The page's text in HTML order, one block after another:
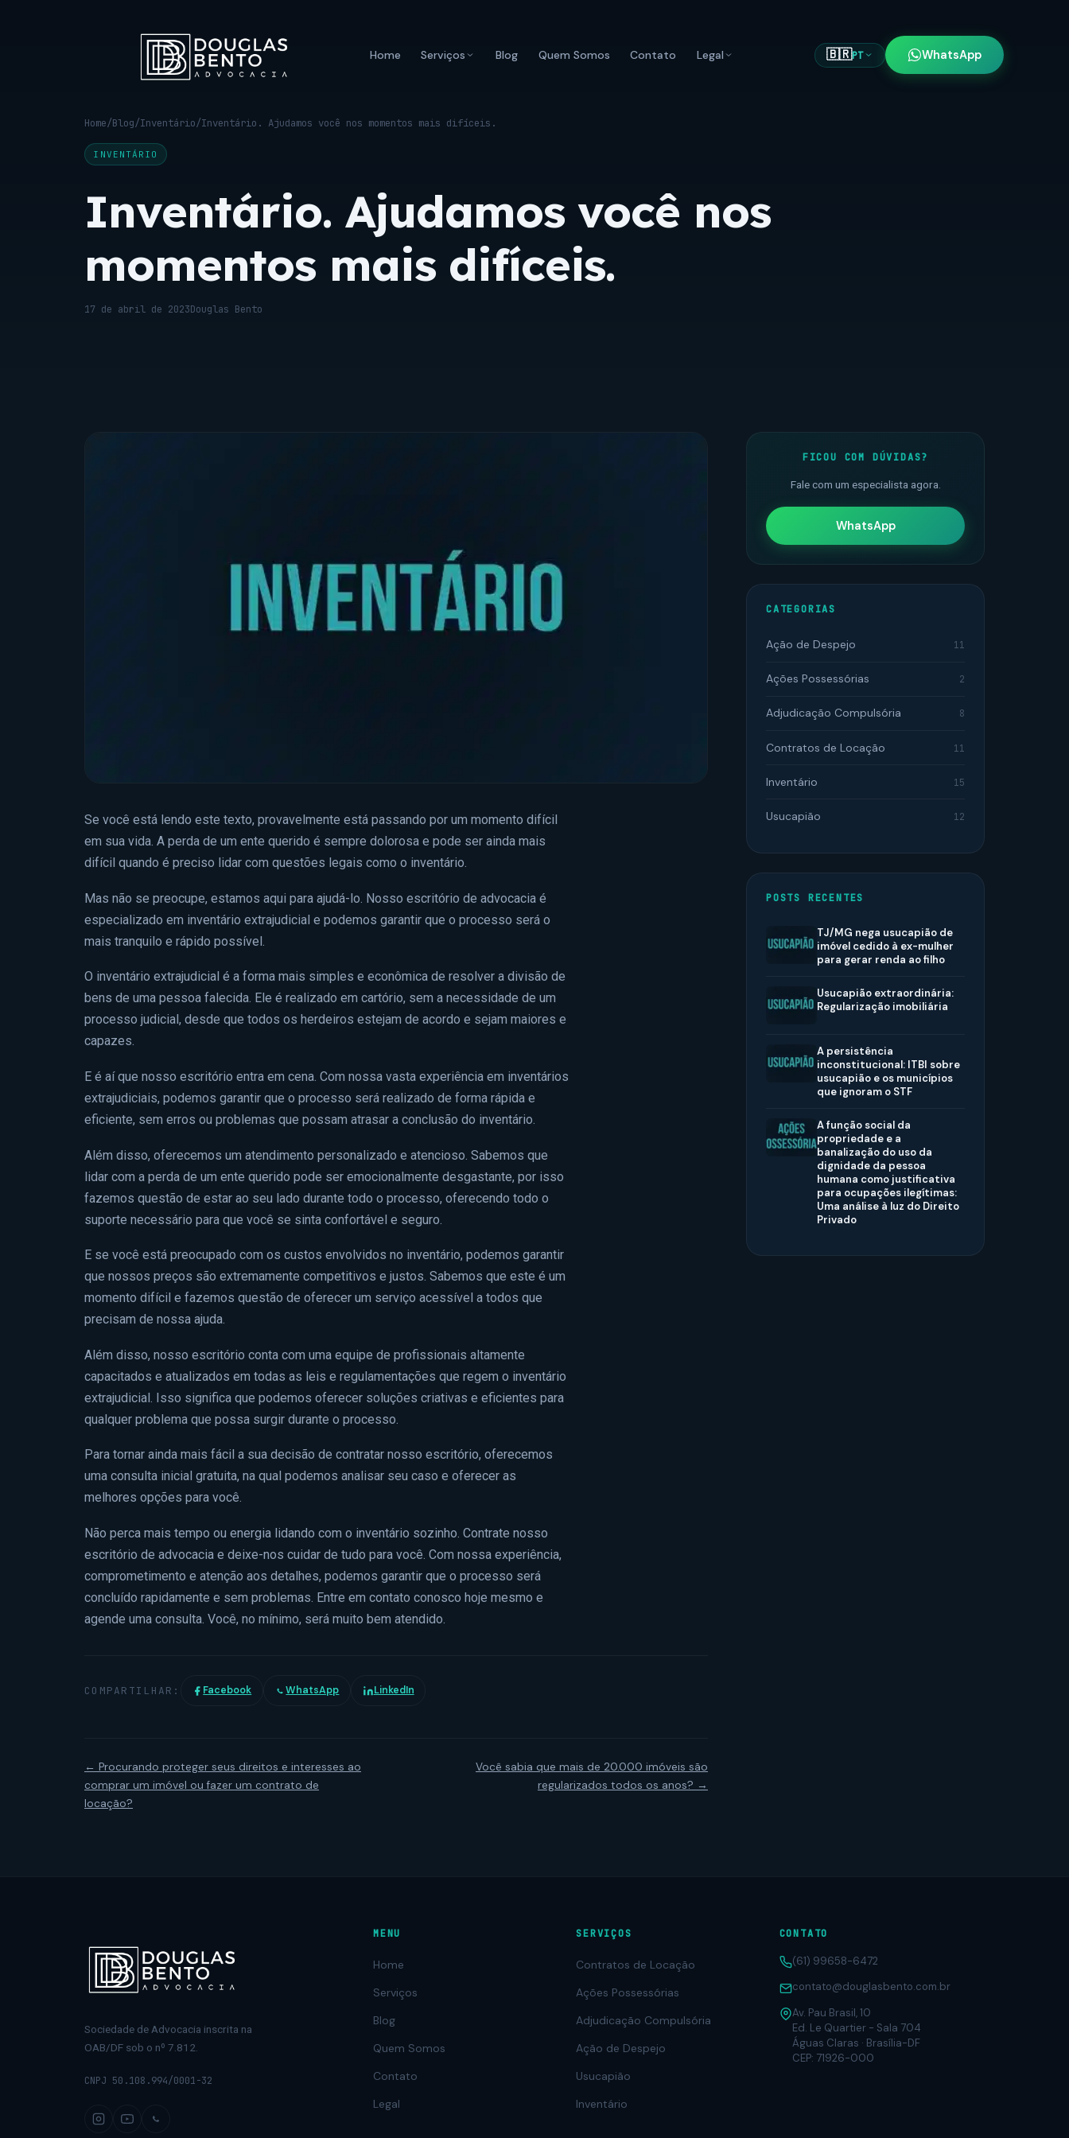
Home Serviços Blog Quem Somos Contato Legal 🇧🇷PT WhatsApp
Home/Blog/Inventário/Inventário. Ajudamos você nos momentos mais difíceis.
INVENTÁRIO
Inventário. Ajudamos você nos
momentos mais difíceis.
17 de abril de 2023Douglas Bento
Se você está lendo este texto, provavelmente está passando por um momento difícil
em sua vida. A perda de um ente querido é sempre dolorosa e pode ser ainda mais
difícil quando é preciso lidar com questões legais como o inventário.
Mas não se preocupe, estamos aqui para ajudá-lo. Nosso escritório de advocacia é
especializado em inventário extrajudicial e podemos garantir que o processo será o
mais tranquilo e rápido possível.
O inventário extrajudicial é a forma mais simples e econômica de resolver a divisão de
bens de uma pessoa falecida. Ele é realizado em cartório, sem a necessidade de um
processo judicial, desde que todos os herdeiros estejam de acordo e sejam maiores e
capazes.
E é aí que nosso escritório entra em cena. Com nossa vasta experiência em inventários
extrajudiciais, podemos garantir que o processo será realizado de forma rápida e
eficiente, sem erros ou problemas que possam atrasar a conclusão do inventário.
Além disso, oferecemos um atendimento personalizado e atencioso. Sabemos que
lidar com a perda de um ente querido pode ser emocionalmente desgastante, por isso
fazemos questão de estar ao seu lado durante todo o processo, oferecendo todo o
suporte necessário para que você se sinta confortável e seguro.
E se você está preocupado com os custos envolvidos no inventário, podemos garantir
que nossos preços são extremamente competitivos e justos. Sabemos que este é um
momento difícil e fazemos questão de oferecer um serviço acessível a todos que
precisam de nossa ajuda.
Além disso, nosso escritório conta com uma equipe de profissionais altamente
capacitados e atualizados em todas as leis e regulamentações que regem o inventário
extrajudicial. Isso significa que podemos oferecer soluções criativas e eficientes para
qualquer problema que possa surgir durante o processo.
Para tornar ainda mais fácil a sua decisão de contratar nosso escritório, oferecemos
uma consulta inicial gratuita, na qual podemos analisar seu caso e oferecer as
melhores opções para você.
Não perca mais tempo ou energia lidando com o inventário sozinho. Contrate nosso
escritório de advocacia e deixe-nos cuidar de tudo para você. Com nossa experiência,
comprometimento e atenção aos detalhes, podemos garantir que o processo será
concluído rapidamente e sem problemas. Entre em contato conosco hoje mesmo e
agende uma consulta. Você, no mínimo, será muito bem atendido.
COMPARTILHAR: Facebook WhatsApp LinkedIn
← Procurando proteger seus direitos e interesses ao
comprar um imóvel ou fazer um contrato de
locação?
Você sabia que mais de 20.000 imóveis são
regularizados todos os anos? →
FICOU COM DÚVIDAS?
Fale com um especialista agora.
WhatsApp
CATEGORIAS
Ação de Despejo 11
Ações Possessórias 2
Adjudicação Compulsória 8
Contratos de Locação 11
Inventário 15
Usucapião 12
POSTS RECENTES
TJ/MG nega usucapião de
imóvel cedido à ex-mulher
para gerar renda ao filho
Usucapião extraordinária:
Regularização imobiliária
A persistência
inconstitucional: ITBI sobre
usucapião e os municípios
que ignoram o STF
A função social da
propriedade e a
banalização do uso da
dignidade da pessoa
humana como justificativa
para ocupações ilegítimas:
Uma análise à luz do Direito
Privado
Sociedade de Advocacia inscrita na
OAB/DF sob o nº 7.812.
CNPJ 50.108.994/0001-32
MENU
Home
Serviços
Blog
Quem Somos
Contato
Legal
SERVIÇOS
Contratos de Locação
Ações Possessórias
Adjudicação Compulsória
Ação de Despejo
Usucapião
Inventário
CONTATO
(61) 99658-6472
contato@douglasbento.com.br
Av. Pau Brasil, 10
Ed. Le Quartier - Sala 704
Águas Claras · Brasília-DF
CEP: 71926-000